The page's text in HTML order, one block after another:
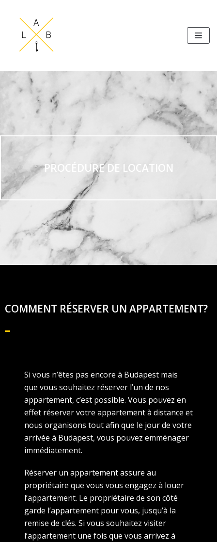
Aller
contenu
PROCÉDURE DE LOCATION
COMMENT RÉSERVER UN APPARTEMENT?
Si vous n’êtes pas encore à Budapest mais
que vous souhaitez réserver l’un de nos
appartement, c’est possible. Vous pouvez en
effet réserver votre appartement à distance et
nous organisons tout afin que le jour de votre
arrivée à Budapest, vous pouvez emménager
immédiatement.
Réserver un appartement assure au
propriétaire que vous vous engagez à louer
l’appartement. Le propriétaire de son côté
garde l’appartement pour vous, jusqu’à la
remise de clés. Si vous souhaitez visiter
l’appartement une fois que vous arrivez à